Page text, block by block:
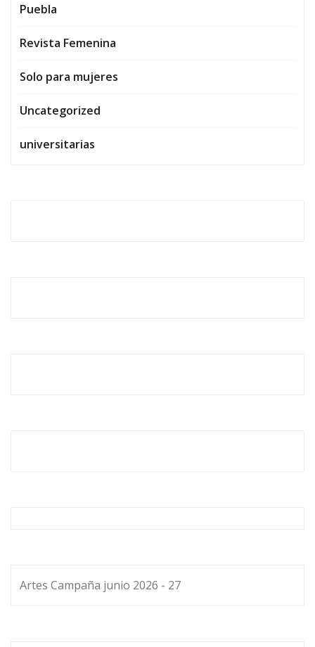
Puebla
Revista Femenina
Solo para mujeres
Uncategorized
universitarias
Artes Campaña junio 2026 - 27